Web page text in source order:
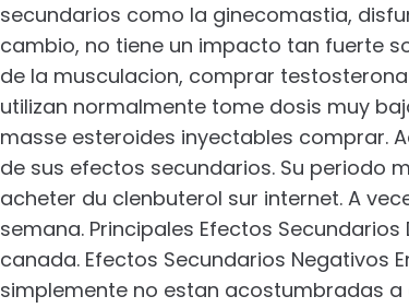
secundarios como la ginecomastia,
cambio, no tiene un impacto tan fuerte
de la musculacion, comprar
utilizan normalmente tome dosis muy
masse esteroides inyectables comprar.
de sus efectos secundarios. Su periodo
acheter du clenbuterol sur internet. A
semana. Principales Efectos Secundarios
canada. Efectos Secundarios Negativos
simplemente no estan acostumbradas